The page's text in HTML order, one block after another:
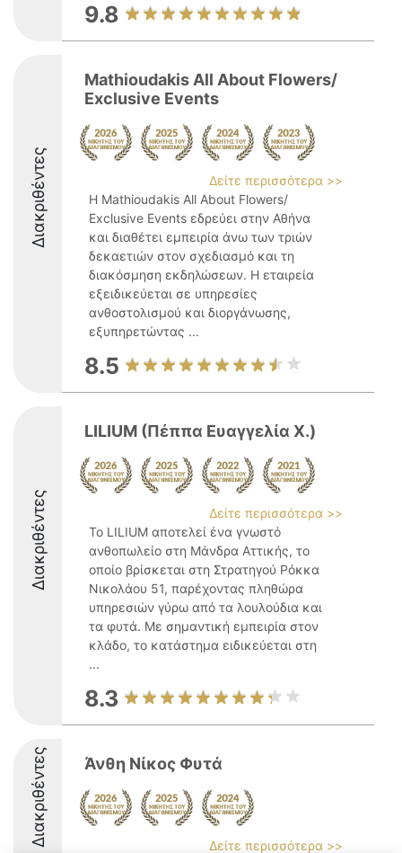
9.8
Διακριθέντες
Mathioudakis All About Flowers/
Exclusive Events
Δείτε περισσότερα >>
Η Mathioudakis All About Flowers/
Exclusive Events εδρεύει στην Αθήνα
και διαθέτει εμπειρία άνω των τριών
δεκαετιών στον σχεδιασμό και τη
διακόσμηση εκδηλώσεων. Η εταιρεία
εξειδικεύεται σε υπηρεσίες
ανθοστολισμού και διοργάνωσης,
εξυπηρετώντας ...
8.5
Διακριθέντες
LILIUM (Πέππα Ευαγγελία Χ.)
Δείτε περισσότερα >>
Το LILIUM αποτελεί ένα γνωστό
ανθοπωλείο στη Μάνδρα Αττικής, το
οποίο βρίσκεται στη Στρατηγού Ρόκκα
Νικολάου 51, παρέχοντας πληθώρα
υπηρεσιών γύρω από τα λουλούδια και
τα φυτά. Με σημαντική εμπειρία στον
κλάδο, το κατάστημα ειδικεύεται στη
...
8.3
Διακριθέντες Άνθη Νίκος Φυτά
Δείτε περισσότερα >>